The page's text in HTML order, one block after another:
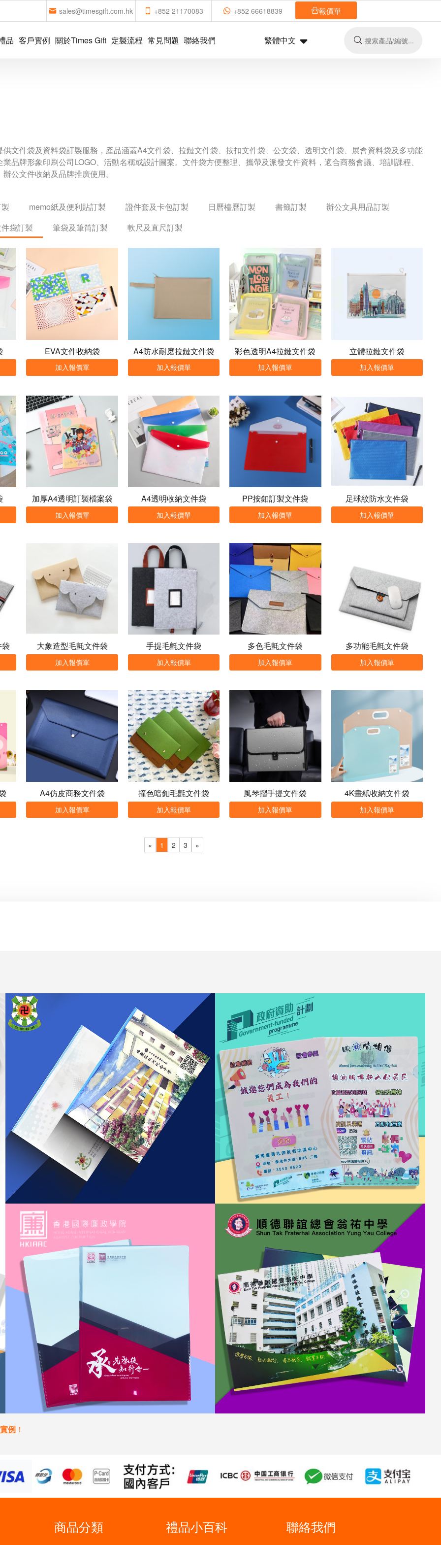
sales@timesgift.com.hk +852 21170083 +852 66618839 報價單
品 客戶實例 關於Times Gift 定製流程 常見問題 聯絡我們 繁體中文
文件袋及資料袋訂製服務，產品涵蓋A4文件袋、拉鏈文件袋、按扣文件袋、公文袋、透明文件袋、展會資料袋及多功能
品牌形象印刷公司LOGO、活動名稱或設計圖案。文件袋方便整理、攜帶及派發文件資料，適合商務會議、培訓課程、
公文件收納及品牌推廣使用。
memo紙及便利貼訂製 證件套及卡包訂製 日曆檯曆訂製 書籤訂製
辦公文具用品訂製
袋訂製
筆袋及筆筒訂製 軟尺及直尺訂製
EVA文件收納袋
加入報價單
A4防水耐磨拉鏈文件袋
加入報價單
彩色透明A4拉鏈文件袋
加入報價單
立體拉鏈文件袋
加入報價單
加厚A4透明訂製檔案袋
加入報價單
A4透明收納文件袋
加入報價單
PP按釦訂製文件袋
加入報價單
足球紋防水文件袋
加入報價單
大象造型毛氈文件袋
加入報價單
手提毛氈文件袋
加入報價單
多色毛氈文件袋
加入報價單
多功能毛氈文件袋
加入報價單
A4仿皮商務文件袋
加入報價單
撞色暗釦毛氈文件袋
加入報價單
風琴摺手提文件袋
加入報價單
4K畫紙收納文件袋
加入報價單
« 1 2 3 »
例 ！
商品分類 禮品小百科 聯絡我們